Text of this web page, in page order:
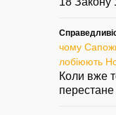
чому
лобіюють
Коли вже